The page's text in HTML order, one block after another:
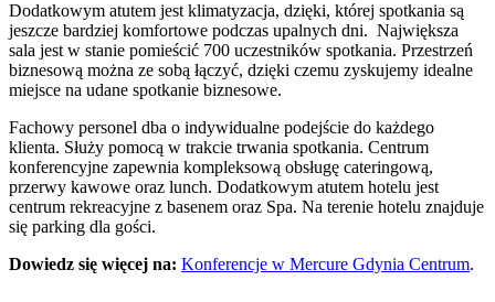
Dodatkowym atutem jest klimatyzacja, dzięki, której spotkania są
jeszcze bardziej komfortowe podczas upalnych dni. Największa
sala jest w stanie pomieścić 700 uczestników spotkania. Przestrzeń
biznesową można ze sobą łączyć, dzięki czemu zyskujemy idealne
miejsce na udane spotkanie biznesowe.
Fachowy personel dba o indywidualne podejście do każdego
klienta. Służy pomocą w trakcie trwania spotkania. Centrum
konferencyjne zapewnia kompleksową obsługę cateringową,
przerwy kawowe oraz lunch. Dodatkowym atutem hotelu jest
centrum rekreacyjne z basenem oraz Spa. Na terenie hotelu znajduje
się parking dla gości.
Dowiedz się więcej na: Konferencje w Mercure Gdynia Centrum.